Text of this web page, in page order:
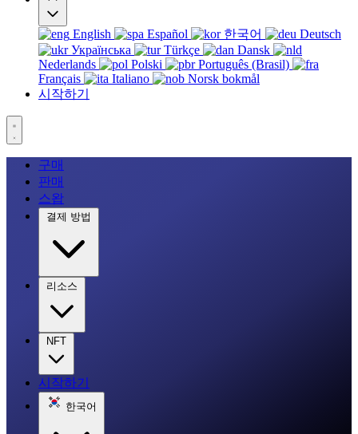
English Español 한국어
Deutsch
Українська
Türkçe
Dansk
Nederlands
Polski
Português (Brasil)
Français
Italiano
Norsk bokmål
시작하기
구매
판매
스왑
결제 방법
리소스
NFT
시작하기
한국어